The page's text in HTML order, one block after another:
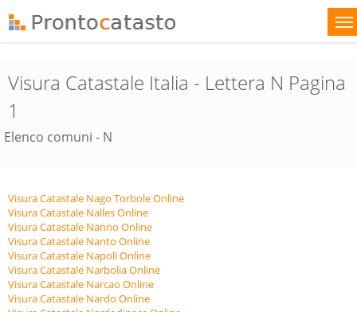
Visura Catastale Italia - Lettera N Pagina
1
Elenco comuni - N
Visura Catastale Nago Torbole Online
Visura Catastale Nalles Online
Visura Catastale Nanno Online
Visura Catastale Nanto Online
Visura Catastale Napoli Online
Visura Catastale Narbolia Online
Visura Catastale Narcao Online
Visura Catastale Nardo Online